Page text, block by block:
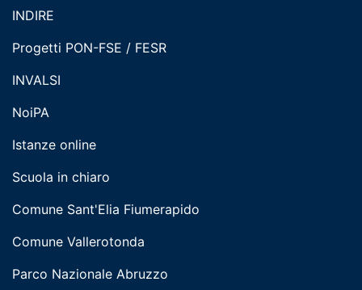
INDIRE
Progetti PON-FSE / FESR
INVALSI
NoiPA
Istanze online
Scuola in chiaro
Comune Sant'Elia Fiumerapido
Comune Vallerotonda
Parco Nazionale Abruzzo